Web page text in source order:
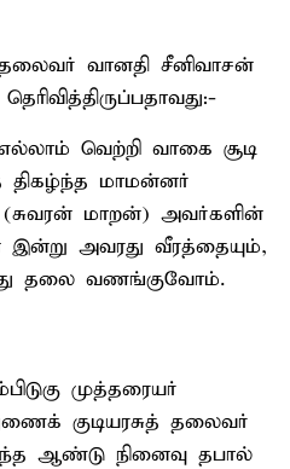
வானதி சீனிவாசன்
வெற்றி வாகை சூடி
மாமன்னர்
(சுவரன் மாறன்) அவர்களின்
இன்று அவரது வீரத்தையும்,
தலை வணங்குவோம்.
முத்தரையர்
குடியரசுத் தலைவர்
ஆண்டு நினைவு தபால்